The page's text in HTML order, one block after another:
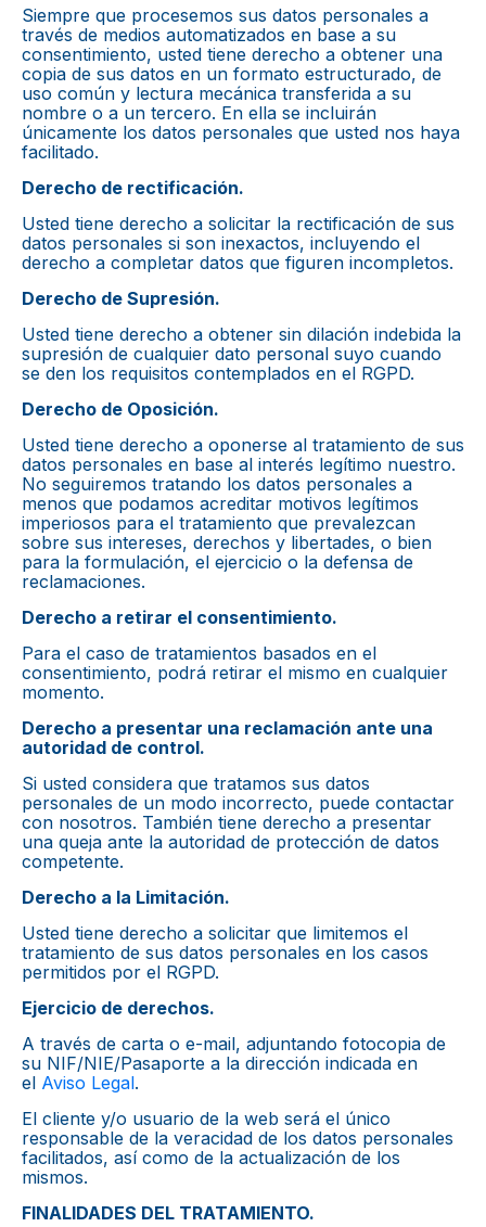
Siempre que procesemos sus datos personales a
través de medios automatizados en base a su
consentimiento, usted tiene derecho a obtener una
copia de sus datos en un formato estructurado, de
uso común y lectura mecánica transferida a su
nombre o a un tercero. En ella se incluirán
únicamente los datos personales que usted nos haya
facilitado.
Derecho de rectificación.
Usted tiene derecho a solicitar la rectificación de sus
datos personales si son inexactos, incluyendo el
derecho a completar datos que figuren incompletos.
Derecho de Supresión.
Usted tiene derecho a obtener sin dilación indebida la
supresión de cualquier dato personal suyo cuando
se den los requisitos contemplados en el RGPD.
Derecho de Oposición.
Usted tiene derecho a oponerse al tratamiento de sus
datos personales en base al interés legítimo nuestro.
No seguiremos tratando los datos personales a
menos que podamos acreditar motivos legítimos
imperiosos para el tratamiento que prevalezcan
sobre sus intereses, derechos y libertades, o bien
para la formulación, el ejercicio o la defensa de
reclamaciones.
Derecho a retirar el consentimiento.
Para el caso de tratamientos basados en el
consentimiento, podrá retirar el mismo en cualquier
momento.
Derecho a presentar una reclamación ante una
autoridad de control.
Si usted considera que tratamos sus datos
personales de un modo incorrecto, puede contactar
con nosotros. También tiene derecho a presentar
una queja ante la autoridad de protección de datos
competente.
Derecho a la Limitación.
Usted tiene derecho a solicitar que limitemos el
tratamiento de sus datos personales en los casos
permitidos por el RGPD.
Ejercicio de derechos.
A través de carta o e-mail, adjuntando fotocopia de
su NIF/NIE/Pasaporte a la dirección indicada en
el Aviso Legal.
El cliente y/o usuario de la web será el único
responsable de la veracidad de los datos personales
facilitados, así como de la actualización de los
mismos.
FINALIDADES DEL TRATAMIENTO.